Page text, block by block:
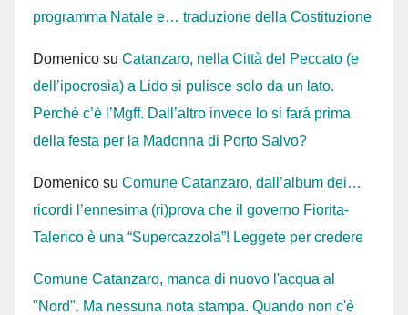
programma Natale e… traduzione della Costituzione
Domenico su Catanzaro, nella Città del Peccato (e
dell’ipocrosia) a Lido si pulisce solo da un lato.
Perché c’è l’Mgff. Dall’altro invece lo si farà prima
della festa per la Madonna di Porto Salvo?
Domenico su Comune Catanzaro, dall’album dei…
ricordi l’ennesima (ri)prova che il governo Fiorita-
Talerico è una “Supercazzola”! Leggete per credere
Comune Catanzaro, manca di nuovo l'acqua al
"Nord". Ma nessuna nota stampa. Quando non c'è